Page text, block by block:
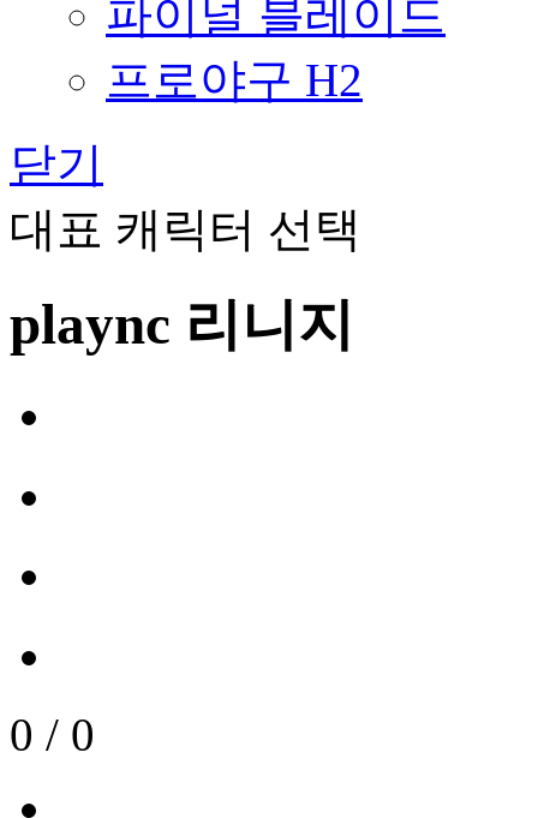
파이널 블레이드
프로야구 H2
닫기
대표 캐릭터 선택
plaync 리니지
0 / 0